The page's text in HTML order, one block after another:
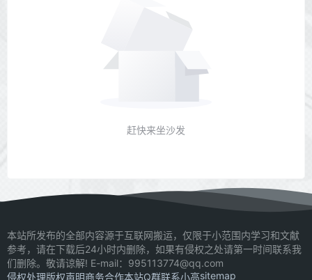
赶快来坐沙发
本站所发布的全部内容源于互联网搬运，仅限于小范围内学习和文献
参考，请在下载后24小时内删除，如果有侵权之处请第一时间联系我
们删除。敬请谅解! E-mail：995113774@qq.com
侵权处理版权声明商务合作本站Q群联系小高sitemap